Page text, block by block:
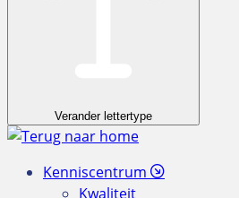
Verander lettertype
Kenniscentrum
Kwaliteit